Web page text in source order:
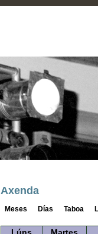
Axenda
Meses Días Taboa